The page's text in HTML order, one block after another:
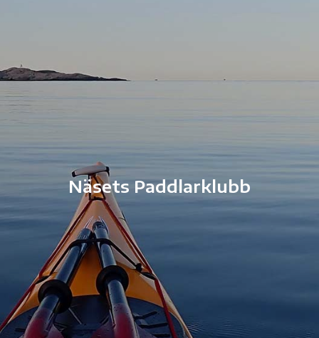
Näsets Paddlarklubb